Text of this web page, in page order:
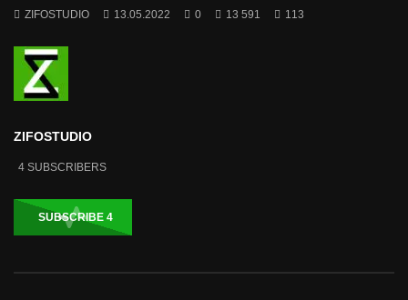
ZIFOSTUDIO 13.05.2022 0 13 591 113
ZIFOSTUDIO
4 SUBSCRIBERS
SUBSCRIBE 4